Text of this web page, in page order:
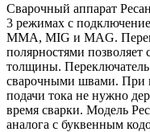
Сварочный аппарат
3 режимах с
MMA, MIG и MAG.
полярностями позволяет
толщины.
сварочными швами. При
подачи тока не нужно
время сварки. Модель
аналога с буквенным